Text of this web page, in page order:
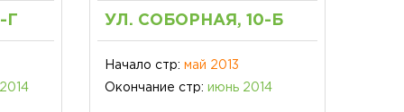
Г УЛ. СОБОРНАЯ, 10-Б
Начало стр: май 2013
Окончание стр: июнь 2014